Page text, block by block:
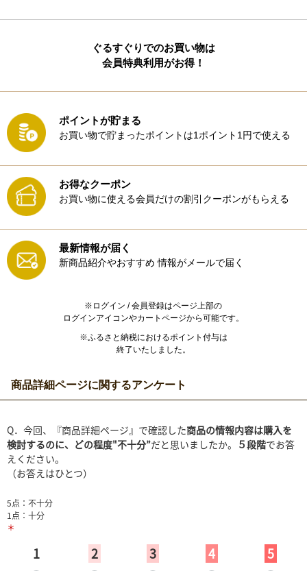
ぐるすぐりでのお買い物は
会員特典利用がお得！
ポイントが貯まる
お買い物で貯まったポイントは1ポイント1円で使える
お得なクーポン
お買い物に使える会員だけの割引クーポンがもらえる
最新情報が届く
新商品紹介やおすすめ 情報がメールで届く
※ログイン / 会員登録はページ上部の
ログインアイコンやカートページから可能です。
※ふるさと納税におけるポイント付与は
終了いたしました。
商品詳細ページに関するアンケート